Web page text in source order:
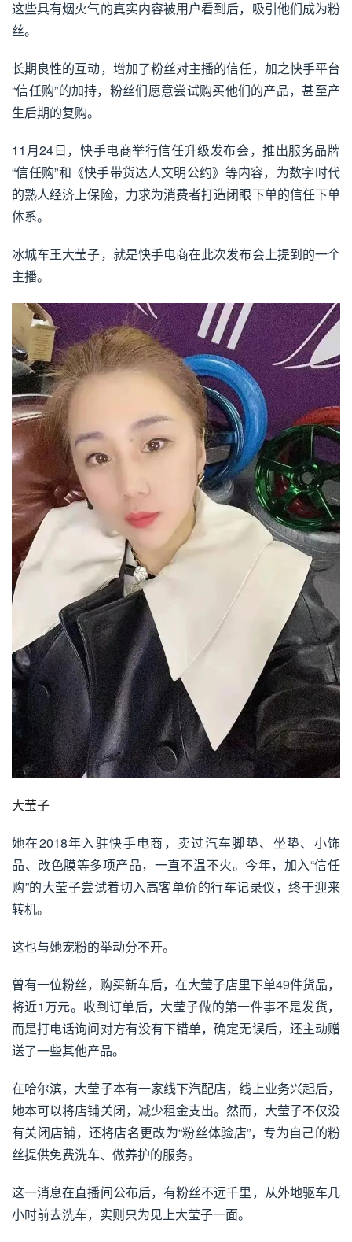
这些具有烟火气的真实内容被用户看到后，吸引他们成为粉
丝。
长期良性的互动，增加了粉丝对主播的信任，加之快手平台
“信任购”的加持，粉丝们愿意尝试购买他们的产品，甚至产
生后期的复购。
11月24日，快手电商举行信任升级发布会，推出服务品牌
“信任购”和《快手带货达人文明公约》等内容，为数字时代
的熟人经济上保险，力求为消费者打造闭眼下单的信任下单
体系。
冰城车王大莹子，就是快手电商在此次发布会上提到的一个
主播。
大莹子
她在2018年入驻快手电商，卖过汽车脚垫、坐垫、小饰
品、改色膜等多项产品，一直不温不火。今年，加入“信任
购”的大莹子尝试着切入高客单价的行车记录仪，终于迎来
转机。
这也与她宠粉的举动分不开。
曾有一位粉丝，购买新车后，在大莹子店里下单49件货品，
将近1万元。收到订单后，大莹子做的第一件事不是发货，
而是打电话询问对方有没有下错单，确定无误后，还主动赠
送了一些其他产品。
在哈尔滨，大莹子本有一家线下汽配店，线上业务兴起后，
她本可以将店铺关闭，减少租金支出。然而，大莹子不仅没
有关闭店铺，还将店名更改为“粉丝体验店”，专为自己的粉
丝提供免费洗车、做养护的服务。
这一消息在直播间公布后，有粉丝不远千里，从外地驱车几
小时前去洗车，实则只为见上大莹子一面。